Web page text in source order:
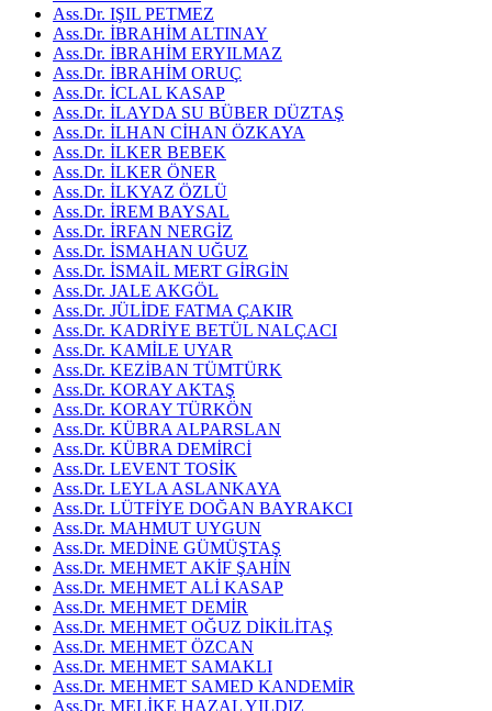
Ass.Dr. IŞIL PETMEZ
Ass.Dr. İBRAHİM ALTINAY
Ass.Dr. İBRAHİM ERYILMAZ
Ass.Dr. İBRAHİM ORUÇ
Ass.Dr. İCLAL KASAP
Ass.Dr. İLAYDA SU BÜBER DÜZTAŞ
Ass.Dr. İLHAN CİHAN ÖZKAYA
Ass.Dr. İLKER BEBEK
Ass.Dr. İLKER ÖNER
Ass.Dr. İLKYAZ ÖZLÜ
Ass.Dr. İREM BAYSAL
Ass.Dr. İRFAN NERGİZ
Ass.Dr. İSMAHAN UĞUZ
Ass.Dr. İSMAİL MERT GİRGİN
Ass.Dr. JALE AKGÖL
Ass.Dr. JÜLİDE FATMA ÇAKIR
Ass.Dr. KADRİYE BETÜL NALÇACI
Ass.Dr. KAMİLE UYAR
Ass.Dr. KEZİBAN TÜMTÜRK
Ass.Dr. KORAY AKTAŞ
Ass.Dr. KORAY TÜRKÖN
Ass.Dr. KÜBRA ALPARSLAN
Ass.Dr. KÜBRA DEMİRCİ
Ass.Dr. LEVENT TOSİK
Ass.Dr. LEYLA ASLANKAYA
Ass.Dr. LÜTFİYE DOĞAN BAYRAKCI
Ass.Dr. MAHMUT UYGUN
Ass.Dr. MEDİNE GÜMÜŞTAŞ
Ass.Dr. MEHMET AKİF ŞAHİN
Ass.Dr. MEHMET ALİ KASAP
Ass.Dr. MEHMET DEMİR
Ass.Dr. MEHMET OĞUZ DİKİLİTAŞ
Ass.Dr. MEHMET ÖZCAN
Ass.Dr. MEHMET SAMAKLI
Ass.Dr. MEHMET SAMED KANDEMİR
Ass.Dr. MELİKE HAZAL YILDIZ